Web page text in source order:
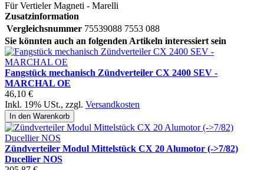
Für Vertieler Magneti - Marelli
Zusatzinformation
Vergleichsnummer 75539088 7553 088
Sie könnten auch an folgenden Artikeln interessiert sein
Fangstück mechanisch Zündverteiler CX 2400 SEV -
MARCHAL OE
46,10 €
Inkl. 19% USt., zzgl. Versandkosten
In den Warenkorb
Zündverteiler Modul Mittelstück CX 20 Alumotor (->7/82)
Ducellier NOS